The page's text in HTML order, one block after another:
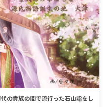
の貴族の間で流行った石山詣をし